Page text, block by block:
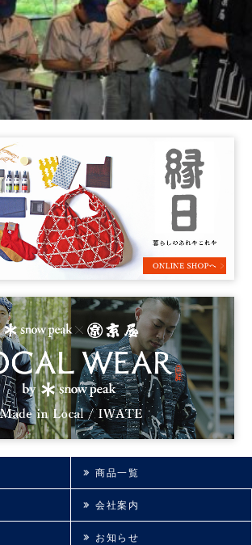
商品一覧
会社案内
お知らせ